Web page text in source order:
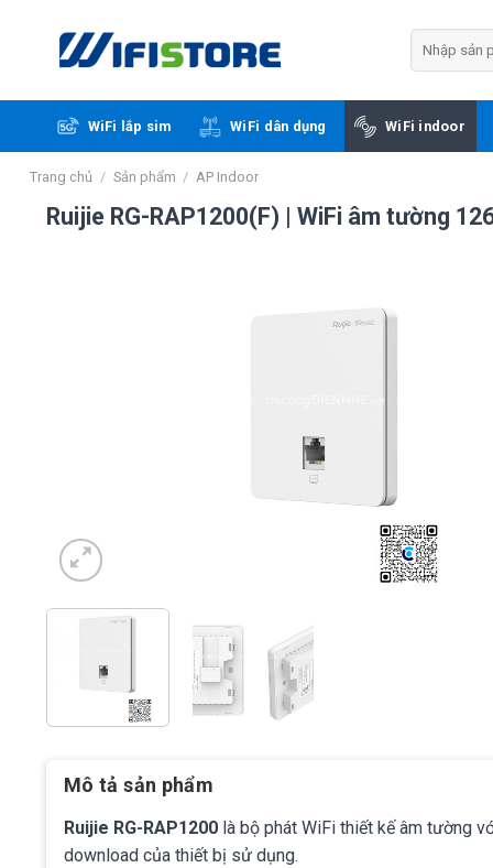
kiếm:
WiFi lắp sim WiFi dân dụng WiFi indoor
Trang chủ / Sản phẩm / AP Indoor
Ruijie RG-RAP1200(F) | WiFi âm tường
Mô tả sản phẩm
Ruijie RG-RAP1200 là bộ phát WiFi thiết kế âm tường
download của thiết bị sử dụng.